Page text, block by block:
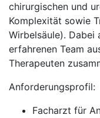
chirurgischen und
Komplexität sowie
Wirbelsäule). Dabei
erfahrenen Team
Therapeuten
Anforderungsprofil:
Facharzt für